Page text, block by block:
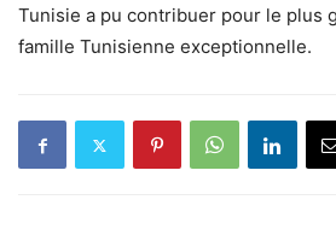
Tunisie a pu contribuer pour le plus
famille Tunisienne exceptionnelle.